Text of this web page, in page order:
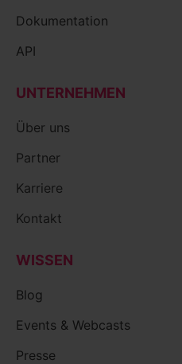
Dokumentation
API
UNTERNEHMEN
Über uns
Partner
Karriere
Kontakt
WISSEN
Blog
Events & Webcasts
Presse